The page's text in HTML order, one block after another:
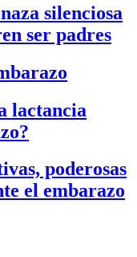
silenciosa
ser padres
lactancia
poderosas
el embarazo